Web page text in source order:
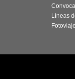
Líneas